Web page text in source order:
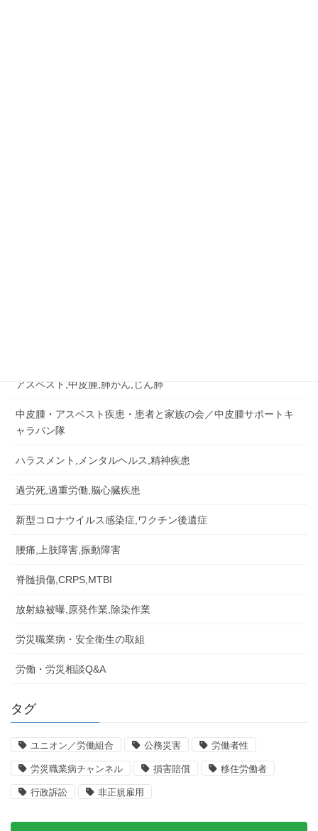
アスベスト,中皮腫,肺がん,じん肺
中皮腫・アスベスト疾患・患者と家族の会／中皮腫サポートキ
ャラバン隊
ハラスメント,メンタルヘルス,精神疾患
過労死,過重労働,脳心臓疾患
新型コロナウイルス感染症,ワクチン後遺症
腰痛,上肢障害,振動障害
脊髄損傷,CRPS,MTBI
放射線被曝,原発作業,除染作業
労災職業病・安全衛生の取組
労働・労災相談Q&A
タグ
ユニオン／労働組合 公務災害 労働者性
労災職業病チャンネル 損害賠償 移住労働者
行政訴訟 非正規雇用